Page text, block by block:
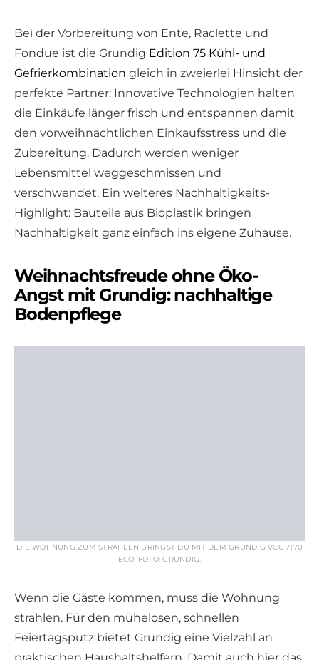
Bei der Vorbereitung von Ente, Raclette und
Fondue ist die Grundig Edition 75 Kühl- und
Gefrierkombination gleich in zweierlei Hinsicht der
perfekte Partner: Innovative Technologien halten
die Einkäufe länger frisch und entspannen damit
den vorweihnachtlichen Einkaufsstress und die
Zubereitung. Dadurch werden weniger
Lebensmittel weggeschmissen und
verschwendet. Ein weiteres Nachhaltigkeits-
Highlight: Bauteile aus Bioplastik bringen
Nachhaltigkeit ganz einfach ins eigene Zuhause.
Weihnachtsfreude ohne Öko-
Angst mit Grundig: nachhaltige
Bodenpflege
DIE WOHNUNG ZUM STRAHLEN BRINGST DU MIT DEM GRUNDIG VCC 7170
ECO. FOTO: GRUNDIG.
Wenn die Gäste kommen, muss die Wohnung
strahlen. Für den mühelosen, schnellen
Feiertagsputz bietet Grundig eine Vielzahl an